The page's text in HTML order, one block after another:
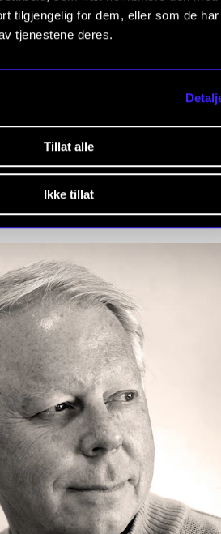
tilgjengelig for dem, eller som de
tjenestene deres.
Tillat alle
Ikke tillat
18:00